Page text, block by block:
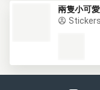
兩隻小可